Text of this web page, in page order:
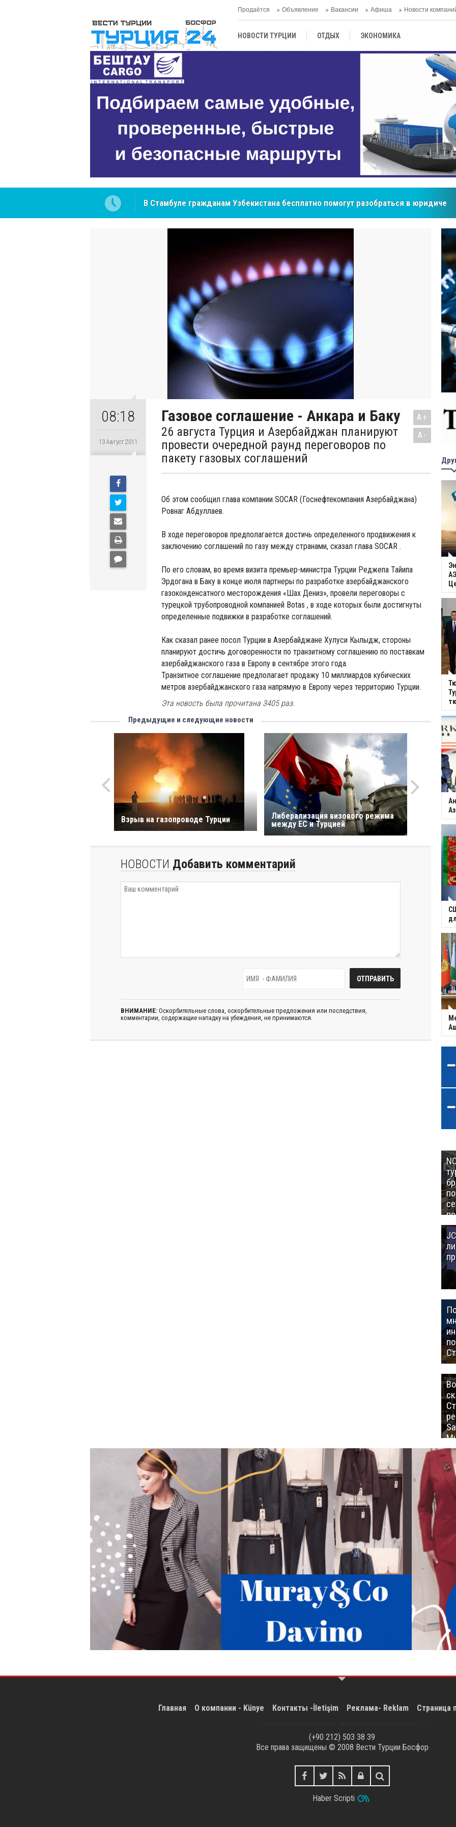
Продаётся Объявление Вакансии Афиша Новости
НОВОСТИ ТУРЦИИ ОТДЫХ ЭКОНОМИКА
ЦЕНТРАЛЬНАЯ АЗИЯ
В Стамбуле гражданам Узбекистана бесплатно помогут разобраться в
NCS Jeans: турецкий бренд, покоривший сердца покупателей Центральной Азии
08:18
13 Август 2011
Газовое соглашение - Анкара и Баку
26 августа Турция и Азербайджан планируют
провести очередной раунд переговоров по
пакету газовых соглашений
A+
A-
Об этом сообщил глава компании SOCAR (Госнефтекомпания Азербайджана)
Ровнаг Абдуллаев.
В ходе переговоров предполагается достичь определенного продвижения к
заключению соглашений по газу между странами, сказал глава SOCAR .
По его словам, во время визита премьер-министра Турции Реджепа Тайипа
Эрдогана в Баку в конце июля партнеры по разработке азербайджанского
газоконденсатного месторождения «Шах Дениз», провели переговоры с
турецкой трубопроводной компанией Botas , в ходе которых были достигнуты
определенные подвижки в разработке соглашений.
Как сказал ранее посол Турции в Азербайджане Хулуси Кылыдж, стороны
планируют достичь договоренности по транзитному соглашению по поставкам
азербайджанского газа в Европу в сентябре этого года.
Транзитное соглашение предполагает продажу 10 миллиардов кубических
метров азербайджанского газа напрямую в Европу через территорию Турции.
Эта новость была прочитана 3405 раз.
Предыдущие и следующие новости
Взрыв на газопроводе Турции
Либерализация визового режима
между ЕС и Турцией
НОВОСТИ Добавить комментарий
ВНИМАНИЕ: Оскорбительные слова, оскорбительные предложения или последствия,
комментарии, содержащие нападку на убеждения, не принимаются.
Главная О компании - Künye Контакты -İletişim Реклама- Reklam Страница
(+90 212) 503 38 39
Все права защищены © 2008 Вести Турции Босфор
Haber Scripti